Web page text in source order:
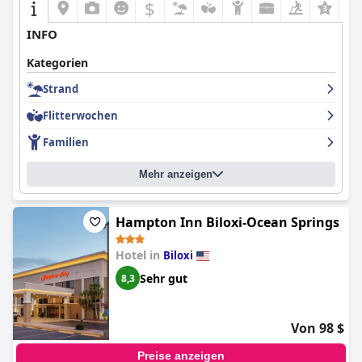
$
INFO
Kategorien
Strand
Flitterwochen
Familien
Mehr anzeigen
Hampton Inn Biloxi-Ocean Springs
Hotel in Biloxi
8,3 Sehr gut
Von 98 $
Preise anzeigen